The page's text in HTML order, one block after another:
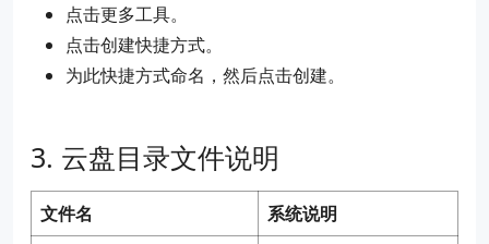
点击更多工具。
点击创建快捷方式。
为此快捷方式命名，然后点击创建。
云盘目录文件说明
文件名
系统说明